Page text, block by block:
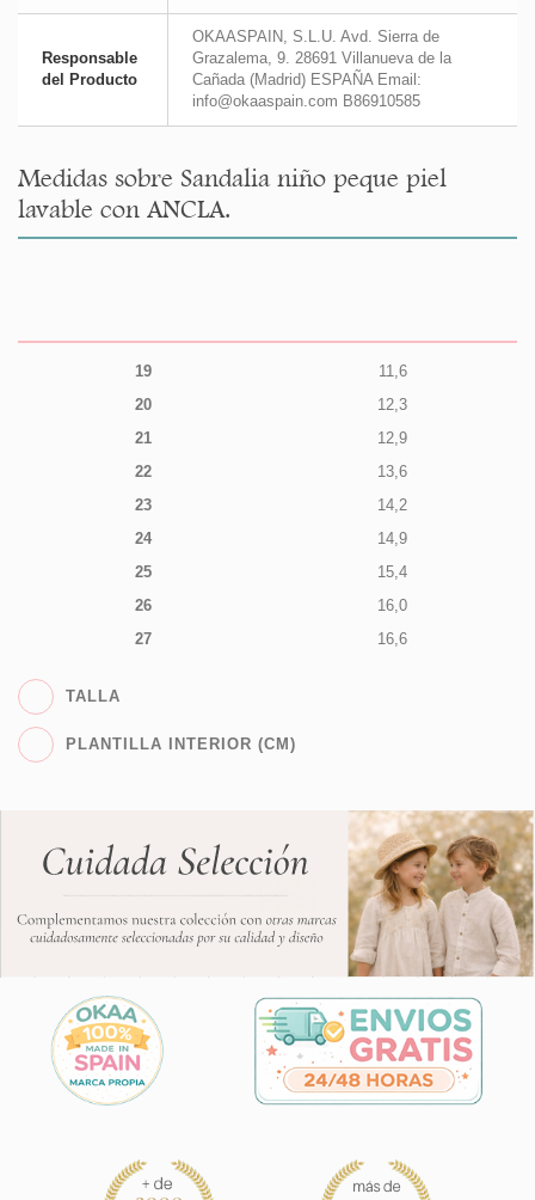
Responsable
del Producto
OKAASPAIN, S.L.U. Avd. Sierra de
Grazalema, 9. 28691 Villanueva de la
Cañada (Madrid) ESPAÑA Email:
info@okaaspain.com B86910585
Medidas sobre Sandalia niño peque piel
lavable con ANCLA.
19
11,6
20
12,3
21
12,9
22
13,6
23
14,2
24
14,9
25
15,4
26
16,0
27
16,6
TALLA
PLANTILLA INTERIOR (CM)